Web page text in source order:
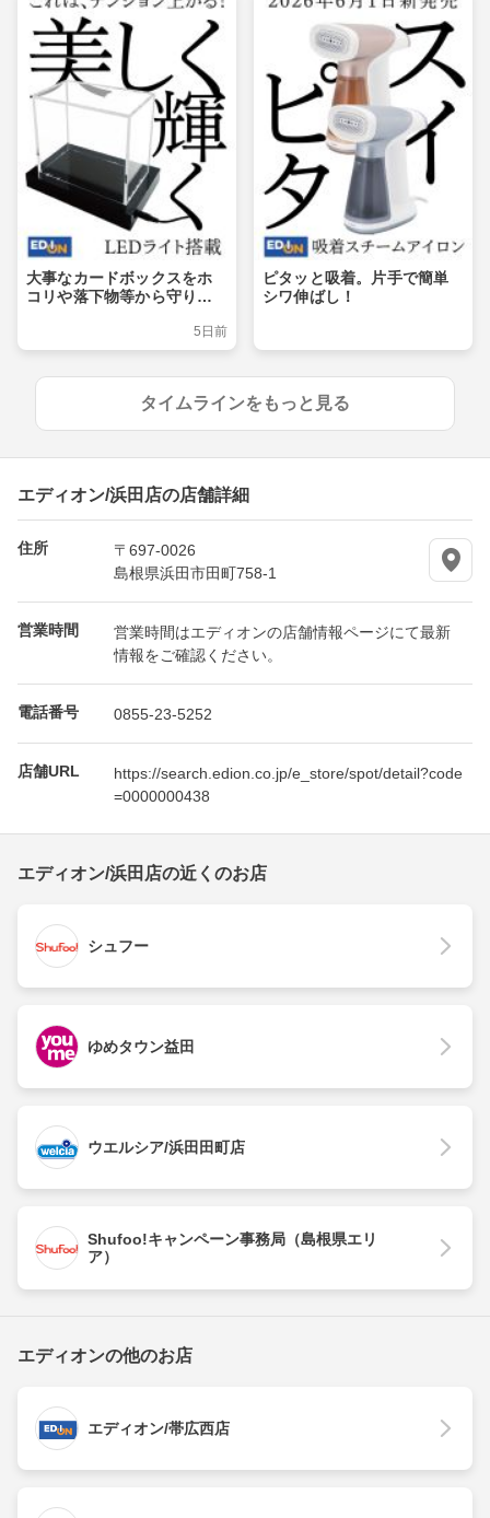
大事なカードボックスをホ
コリや落下物等から守りつ
5日前
ピタッと吸着。片手で簡単
シワ伸ばし！
タイムラインをもっと見る
エディオン/浜田店の店舗詳細
住所
〒697-0026
島根県浜田市田町758-1
営業時間
営業時間はエディオンの店舗情報ページにて最新
情報をご確認ください。
電話番号 0855-23-5252
店舗URL
https://search.edion.co.jp/e_store/spot/detail?code
=0000000438
エディオン/浜田店の近くのお店
シュフー
ゆめタウン益田
ウエルシア/浜田田町店
Shufoo!キャンペーン事務局（島根県エリ
ア）
エディオンの他のお店
エディオン/帯広西店